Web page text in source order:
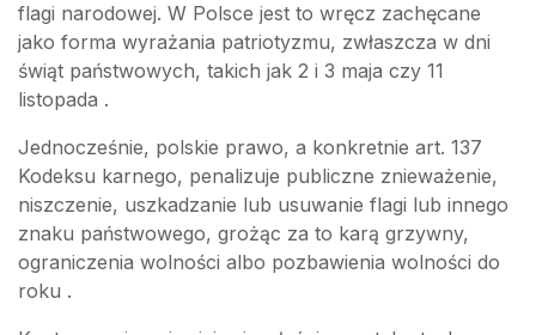
flagi narodowej. W Polsce jest to wręcz zachęcane
jako forma wyrażania patriotyzmu, zwłaszcza w dni
świąt państwowych, takich jak 2 i 3 maja czy 11
listopada .
Jednocześnie, polskie prawo, a konkretnie art. 137
Kodeksu karnego, penalizuje publiczne znieważenie,
niszczenie, uszkadzanie lub usuwanie flagi lub innego
znaku państwowego, grożąc za to karą grzywny,
ograniczenia wolności albo pozbawienia wolności do
roku .